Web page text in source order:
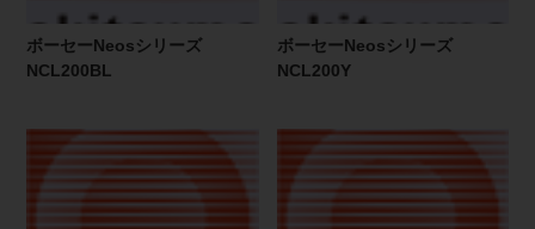
ボーセーNeosシリーズ
NCL200BL
ボーセーNeosシリーズ
NCL200Y